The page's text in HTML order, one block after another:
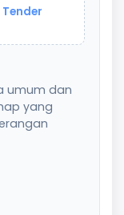
Tender
umum dan
yang